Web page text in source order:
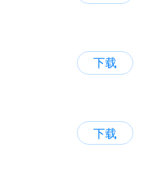
下载
下载